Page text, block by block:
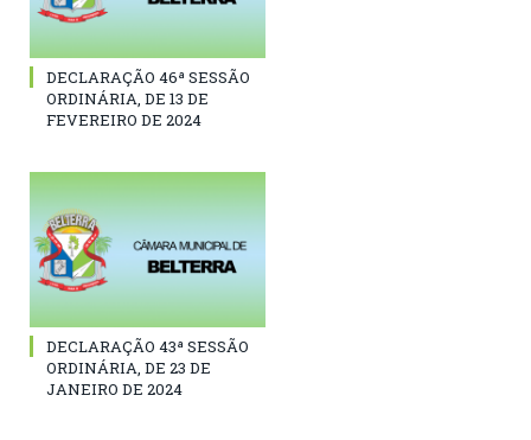
DECLARAÇÃO 46ª SESSÃO
ORDINÁRIA, DE 13 DE
FEVEREIRO DE 2024
DECLARAÇÃO 43ª SESSÃO
ORDINÁRIA, DE 23 DE
JANEIRO DE 2024